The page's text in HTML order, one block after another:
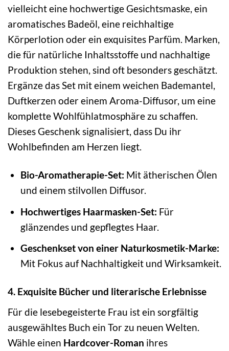
vielleicht eine hochwertige Gesichtsmaske, ein
aromatisches Badeöl, eine reichhaltige
Körperlotion oder ein exquisites Parfüm. Marken,
die für natürliche Inhaltsstoffe und nachhaltige
Produktion stehen, sind oft besonders geschätzt.
Ergänze das Set mit einem weichen Bademantel,
Duftkerzen oder einem Aroma-Diffusor, um eine
komplette Wohlfühlatmosphäre zu schaffen.
Dieses Geschenk signalisiert, dass Du ihr
Wohlbefinden am Herzen liegt.
Bio-Aromatherapie-Set: Mit ätherischen Ölen
und einem stilvollen Diffusor.
Hochwertiges Haarmasken-Set: Für
glänzendes und gepflegtes Haar.
Geschenkset von einer Naturkosmetik-Marke:
Mit Fokus auf Nachhaltigkeit und Wirksamkeit.
4. Exquisite Bücher und literarische Erlebnisse
Für die lesebegeisterte Frau ist ein sorgfältig
ausgewähltes Buch ein Tor zu neuen Welten.
Wähle einen Hardcover-Roman ihres